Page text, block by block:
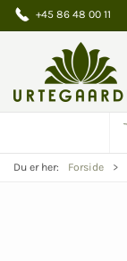
+45 86 48 00 11
Du er her: Forside